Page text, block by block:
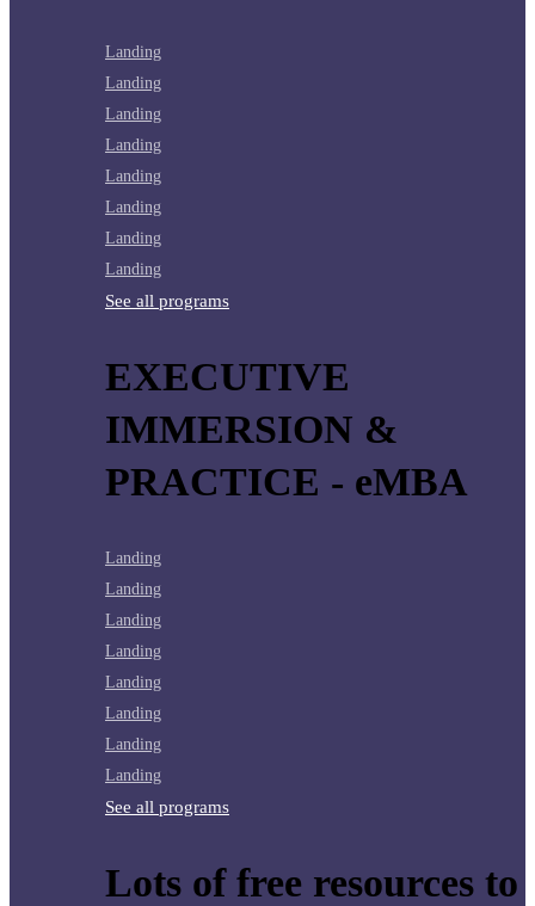
Landing
Landing
Landing
Landing
Landing
Landing
Landing
Landing
See all programs
EXECUTIVE
IMMERSION &
PRACTICE - eMBA
Landing
Landing
Landing
Landing
Landing
Landing
Landing
Landing
See all programs
Lots of free resources to